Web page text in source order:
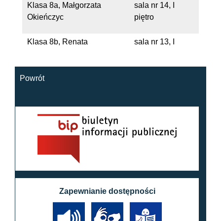
Klasa 8a, Małgorzata
Okieńczyc
sala nr 14, I
piętro
Klasa 8b, Renata
sala nr 13, I
Powrót
Zapewnianie dostępności